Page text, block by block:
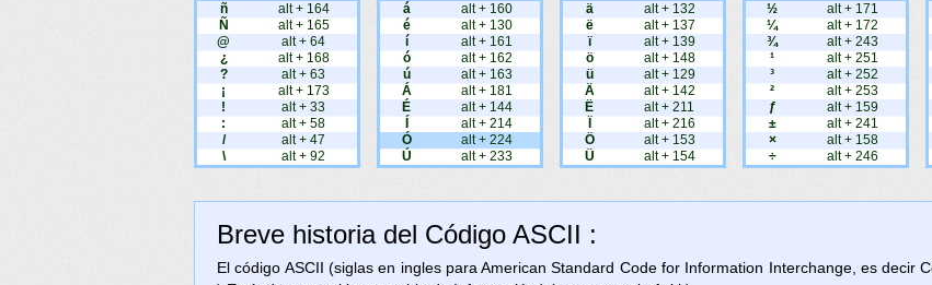
ñ
alt + 164
Ñ
alt + 165
@
alt + 64
¿
alt + 168
?
alt + 63
¡
alt + 173
!
alt + 33
:
alt + 58
/
alt + 47
\
alt + 92
á
alt + 160
é
alt + 130
í
alt + 161
ó
alt + 162
ú
alt + 163
Á
alt + 181
É
alt + 144
alt + 214
Ó
alt + 224
Ú
alt + 233
ä
alt + 132
ë
alt + 137
ï
alt + 139
ö
alt + 148
ü
alt + 129
Ä
alt + 142
Ë
alt + 211
alt + 216
Ö
alt + 153
Ü
alt + 154
½
alt + 171
¼
alt + 172
¾
alt + 243
¹
alt + 251
³
alt + 252
²
alt + 253
ƒ
alt + 159
±
alt + 241
×
alt + 158
÷
alt + 246
Breve historia del Código ASCII :
El código ASCII (siglas en ingles para American Standard Code for Information Interchange, es decir